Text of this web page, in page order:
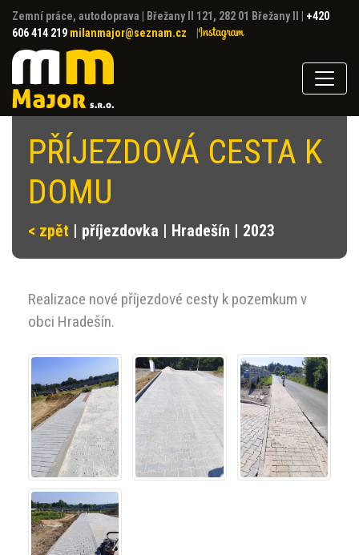
Zemní práce, autodoprava Břežany II 121, 282 01 Břežany II
+420
606 414 219 milanmajor@seznam.cz
PŘÍJEZDOVÁ CESTA K
DOMU
< zpět | příjezdovka | Hradešín | 2023
Realizace nové příjezdové cesty k pozemkum v
obci Hradešín.